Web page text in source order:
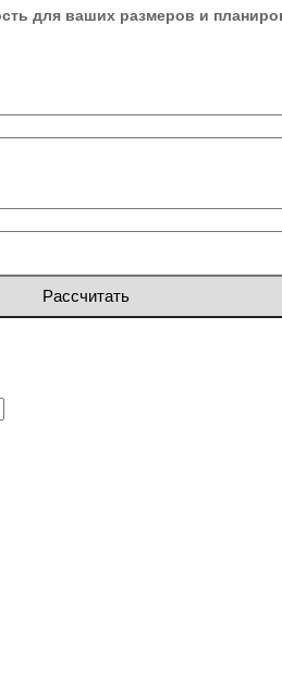
для ваших размеров и
Рассчитать